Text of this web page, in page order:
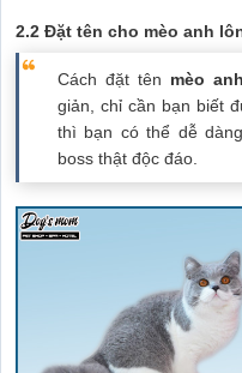
2.2 Đặt tên cho mèo anh
Cách đặt tên mèo
giản, chỉ cần bạn biết
thì bạn có thể dễ
boss thật độc đáo.